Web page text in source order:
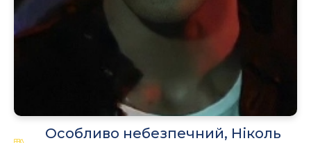
Особливо небезпечний, Ніколь